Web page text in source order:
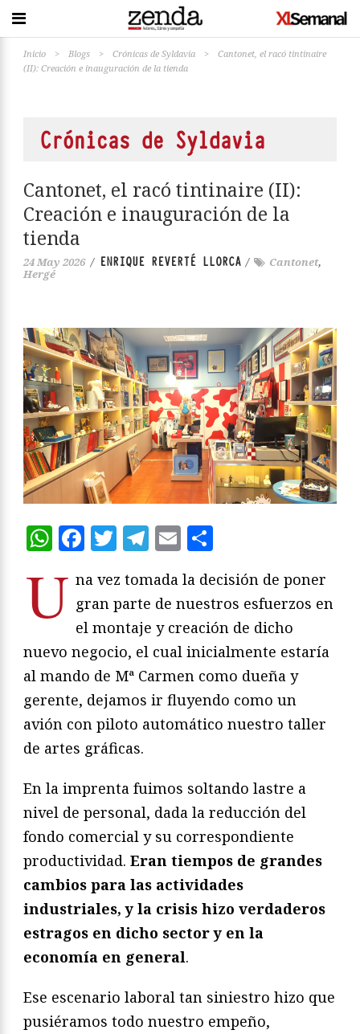
Inicio > Blogs > Crónicas de Syldavia >
Cantonet, el racó tintinaire
(II): Creación e inauguración de la tienda
Crónicas de Syldavia
Cantonet, el racó tintinaire (II):
Creación e inauguración de la
tienda
24 May 2026 / ENRIQUE REVERTÉ LLORCA / Cantonet,
Hergé
WhatsApp
Facebook
Twitter
Telegram
Email
U na vez tomada la decisión de poner
gran parte de nuestros esfuerzos en
el montaje y creación de dicho
nuevo negocio, el cual inicialmente estaría
al mando de Mª Carmen como dueña y
gerente, dejamos ir fluyendo como un
avión con piloto automático nuestro taller
de artes gráficas.
En la imprenta fuimos soltando lastre a
nivel de personal, dada la reducción del
fondo comercial y su correspondiente
productividad. Eran tiempos de grandes
cambios para las actividades
industriales, y la crisis hizo verdaderos
estragos en dicho sector y en la
economía en general.
Ese escenario laboral tan siniestro hizo que
pusiéramos todo nuestro empeño,